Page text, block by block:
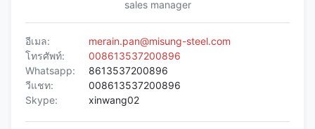
sales manager
อีเมล:
merain.pan@misung-steel.com
โทรศัพท์:
008613537200896
Whatsapp:
8613537200896
วีแชท:
008613537200896
Skype:
xinwang02